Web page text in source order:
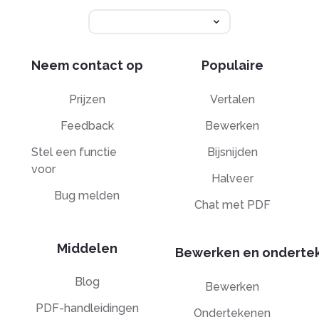
Neem contact op
Prijzen
Feedback
Stel een functie
voor
Bug melden
Middelen
Blog
PDF-handleidingen
Populaire
Vertalen
Bewerken
Bijsnijden
Halveer
Chat met PDF
Bewerken en
Bewerken
Ondertekenen